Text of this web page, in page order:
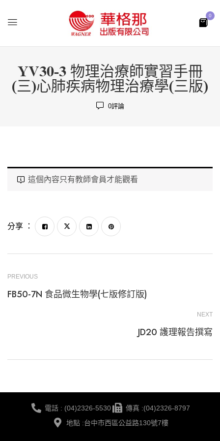
0
YV30-3 物理治療師實習手冊
(三)心肺疾病物理治療學(三版)
0評論
這個內容只有教師會員才能觀看
分享 ：
PREVIOUS
FB50-7N 食品微生物學(七版修訂版)
NEXT
JD20 護理報告撰寫
電話 : (04)2326-5530
傳真 :(04)2326-8797
地點 :台中市西區公益路130號7樓